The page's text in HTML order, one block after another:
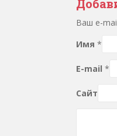
Ваш e-
Имя *
E-mail *
Сайт